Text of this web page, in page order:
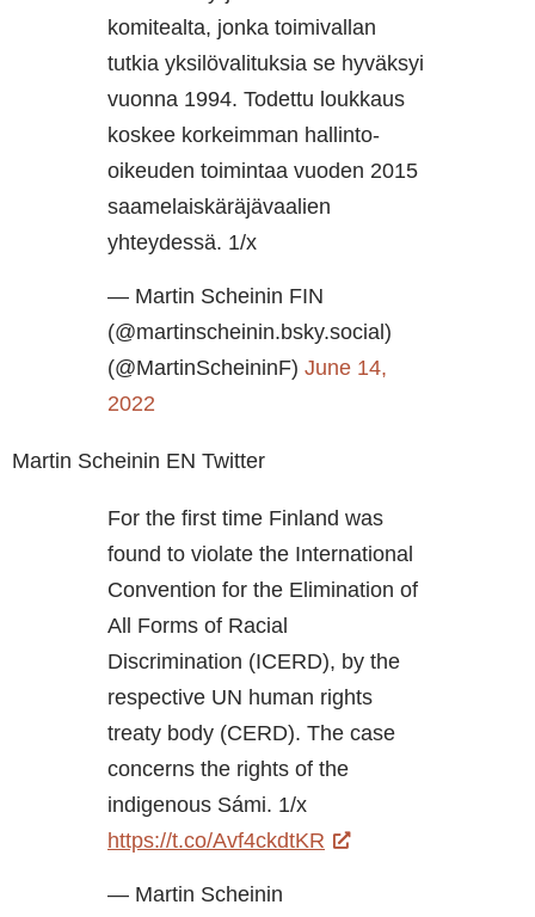
komitealta, jonka toimivallan
tutkia yksilövalituksia se hyväksyi
vuonna 1994. Todettu loukkaus
koskee korkeimman hallinto-
oikeuden toimintaa vuoden 2015
saamelaiskäräjävaalien
yhteydessä. 1/x
— Martin Scheinin FIN
(@martinscheinin.bsky.social)
(@MartinScheininF) June 14,
2022
Martin Scheinin EN Twitter
For the first time Finland was
found to violate the International
Convention for the Elimination of
All Forms of Racial
Discrimination (ICERD), by the
respective UN human rights
treaty body (CERD). The case
concerns the rights of the
indigenous Sámi. 1/x
https://t.co/Avf4ckdtKR
— Martin Scheinin